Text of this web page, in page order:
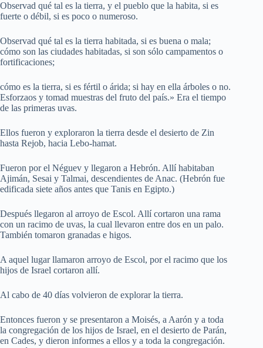
Observad qué tal es la tierra, y el pueblo que la habita, si es
fuerte o débil, si es poco o numeroso.
Observad qué tal es la tierra habitada, si es buena o mala;
cómo son las ciudades habitadas, si son sólo campamentos o
fortificaciones;
cómo es la tierra, si es fértil o árida; si hay en ella árboles o no.
Esforzaos y tomad muestras del fruto del país.» Era el tiempo
de las primeras uvas.
Ellos fueron y exploraron la tierra desde el desierto de Zin
hasta Rejob, hacia Lebo-hamat.
Fueron por el Néguev y llegaron a Hebrón. Allí habitaban
Ajimán, Sesai y Talmai, descendientes de Anac. (Hebrón fue
edificada siete años antes que Tanis en Egipto.)
Después llegaron al arroyo de Escol. Allí cortaron una rama
con un racimo de uvas, la cual llevaron entre dos en un palo.
También tomaron granadas e higos.
A aquel lugar llamaron arroyo de Escol, por el racimo que los
hijos de Israel cortaron allí.
Al cabo de 40 días volvieron de explorar la tierra.
Entonces fueron y se presentaron a Moisés, a Aarón y a toda
la congregación de los hijos de Israel, en el desierto de Parán,
en Cades, y dieron informes a ellos y a toda la congregación.